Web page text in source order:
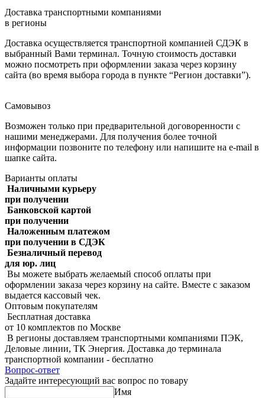
Доставка транспортными компаниями
в регионы
Доставка осуществляется транспортной компанией СДЭК в
выбранный Вами терминал. Точную стоимость доставки
можно посмотреть при оформлении заказа через корзину
сайта (во время выбора города в пункте “Регион доставки”).
Самовывоз
Возможен только при предварительной договоренности с
нашими менеджерами. Для получения более точной
информации позвоните по телефону или напишите на e-mail в
шапке сайта.
Варианты оплаты
Наличными курьеру
при получении
Банковской картой
при получении
Наложенным платежом
при получении в СДЭК
Безналичный перевод
для юр. лиц
Вы можете выбрать желаемый способ оплаты при
оформлении заказа через корзину на сайте. Вместе с заказом
выдается кассовый чек.
Оптовым покупателям
Бесплатная доставка
от 10 комплектов по Москве
В регионы доставляем транспортными компаниями ПЭК,
Деловые линии, ТК Энергия. Доставка до терминала
транспортной компании - бесплатно
Вопрос-ответ
Задайте интересующий вас вопрос по товару
Имя